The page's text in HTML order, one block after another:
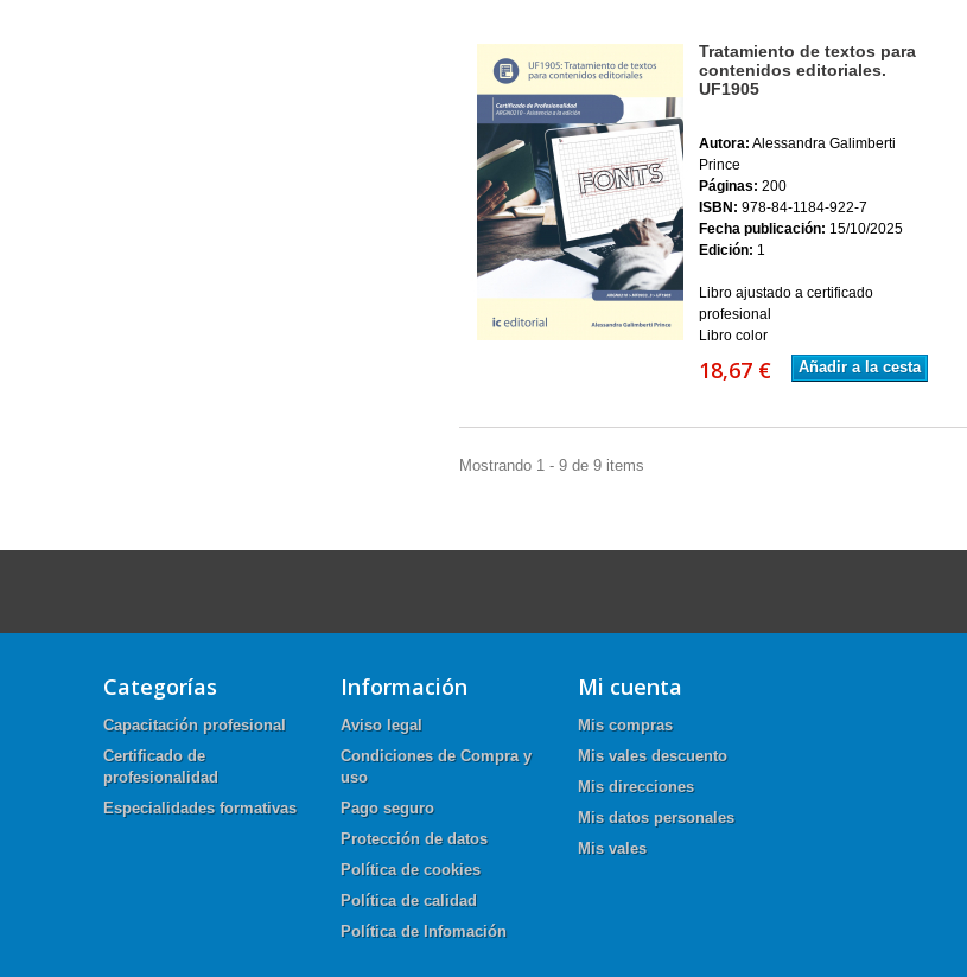
Tratamiento de textos para
contenidos editoriales.
UF1905
Autora: Alessandra Galimberti
Prince
Páginas: 200
ISBN: 978-84-1184-922-7
Fecha publicación: 15/10/2025
Edición: 1
Libro ajustado a certificado
profesional
Libro color
18,67 € Añadir a la cesta
Mostrando 1 - 9 de 9 items
Categorías
Capacitación profesional
Certificado de
profesionalidad
Especialidades formativas
Información
Aviso legal
Condiciones de Compra y
uso
Pago seguro
Protección de datos
Política de cookies
Política de calidad
Política de Infomación
Mi cuenta
Mis compras
Mis vales descuento
Mis direcciones
Mis datos personales
Mis vales